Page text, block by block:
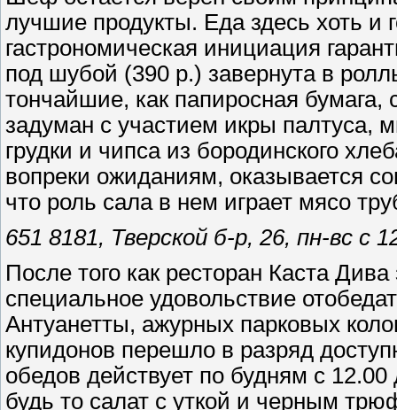
лучшие продукты. Еда здесь хоть
гастрономическая инициация
под шубой (390 р.) завернута в
тончайшие, как папиросная
задуман с участием икры палтуса,
грудки и чипса из бородинского
вопреки ожиданиям, оказывается
что роль сала в нем играет мясо
651 8181, Тверской б-р, 26, пн-вс с
После того как ресторан Каста
специальное удовольствие
Антуанетты, ажурных парковых
купидонов перешло в разряд
обедов действует по будням с
будь то салат с уткой и черным